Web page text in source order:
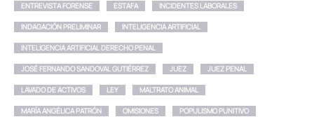
ENTREVISTA FORENSE ESTAFA INCIDENTES LABORALES
INDAGACIÓN PRELIMINAR INTELIGENCIA ARTIFICIAL
INTELIGENCIA ARTIFICIAL DERECHO PENAL
JOSÉ FERNANDO SANDOVAL GUTIÉRREZ JUEZ JUEZ PENAL
LAVADO DE ACTIVOS LEY MALTRATO ANIMAL
MARÍA ANGÉLICA PATRÓN OMISIONES POPULISMO PUNITIVO